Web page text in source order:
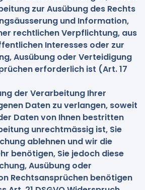
zur Ausübung des Rechts
und Information,
rechtlichen Verpflichtung, aus
Interesses oder zur
Ausübung oder Verteidigung
erforderlich ist (Art. 17
der Verarbeitung Ihrer
Daten zu verlangen, soweit
Daten von Ihnen bestritten
unrechtmässig ist, Sie
ablehnen und wir die
benötigen, Sie jedoch diese
Ausübung oder
Rechtsansprüchen benötigen